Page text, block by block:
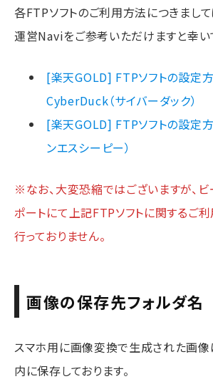
各FTPソフトのご利用方法につきまし
運営Naviをご参考いただけますと幸い
[楽天GOLD] FTPソフトの設定方
CyberDuck（サイバーダック）
[楽天GOLD] FTPソフトの設定方
ンエスシーピー）
※なお、大変恐縮ではございますが、ビ
ポートにて上記FTPソフトに関するご
行っておりません。
画像の保存先フォルダ名
スマホ用に画像変換で生成された画像
内に保存しております。